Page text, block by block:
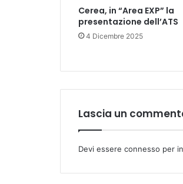
Cerea, in “Area EXP” la
presentazione dell’ATS
4 Dicembre 2025
Lascia un
Devi essere connesso per